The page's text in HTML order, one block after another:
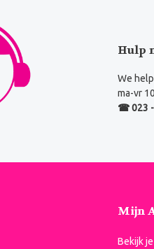
Hulp
We
ma-vr
☎ 023 -
Mijn
Bekijk